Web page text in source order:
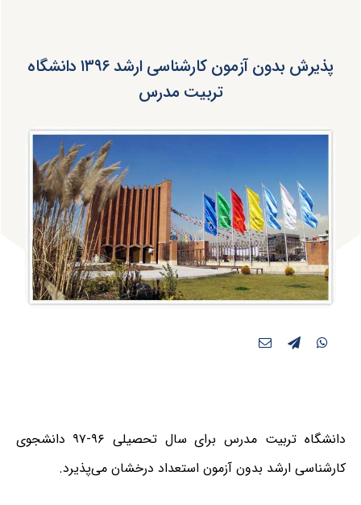
پذیرش بدون آزمون کارشناسی ارشد ۱۳۹۶ دانشگاه
تربیت مدرس
دانشگاه تربیت مدرس برای سال تحصیلی ۹۶-۹۷ دانشجوی
کارشناسی ارشد بدون آزمون استعداد درخشان می‌پذیرد.